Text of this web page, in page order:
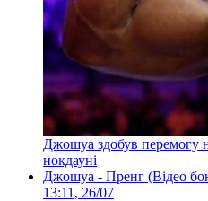
Джошуа здобув перемогу
нокдауні
Джошуа - Пренг (Відео
13:11, 26/07